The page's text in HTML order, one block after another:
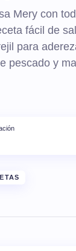
Mery con
fácil de
para
pescado y